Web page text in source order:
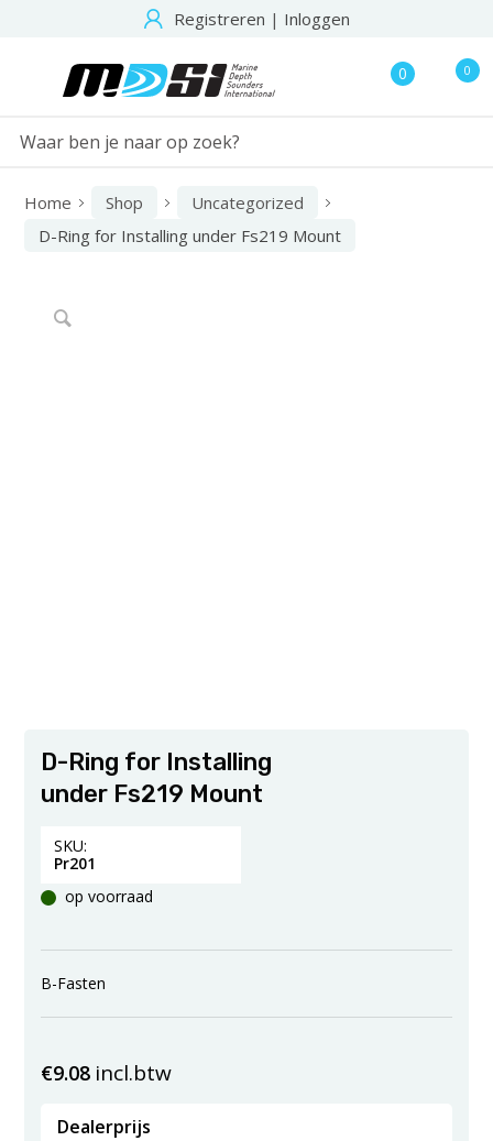
Registreren | Inloggen
0 0
Home Shop
Uncategorized
D-Ring for Installing under Fs219 Mount
D-Ring for Installing
under Fs219 Mount
SKU:
Pr201
op voorraad
B-Fasten
€9.08 incl.btw
Dealerprijs